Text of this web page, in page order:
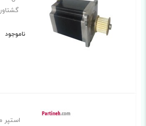
گشتاور 14kg.cm برند CW
ناموجود